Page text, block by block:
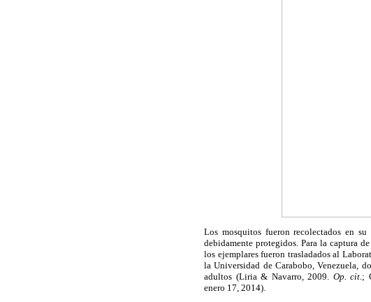
Los mosquitos fueron recolectados en
debidamente protegidos. Para la captura
los ejemplares fueron trasladados al
la Universidad de Carabobo, Venezuela,
adultos (Liria & Navarro, 2009. Op. cit.;
enero 17, 2014).